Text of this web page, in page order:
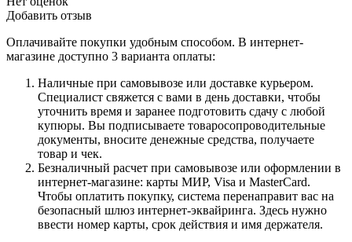
Добавить отзыв
Оплачивайте покупки удобным способом. В интернет-
магазине доступно 3 варианта оплаты:
Наличные при самовывозе или доставке курьером.
Специалист свяжется с вами в день доставки, чтобы
уточнить время и заранее подготовить сдачу с любой
купюры. Вы подписываете товаросопроводительные
документы, вносите денежные средства, получаете
товар и чек.
Безналичный расчет при самовывозе или оформлении в
интернет-магазине: карты МИР, Visa и MasterCard.
Чтобы оплатить покупку, система перенаправит вас на
безопасный шлюз интернет-эквайринга. Здесь нужно
ввести номер карты, срок действия и имя держателя.